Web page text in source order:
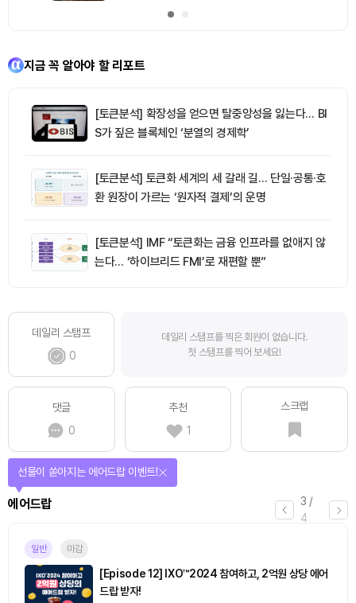
지금 꼭 알아야 할 리포트
[토큰분석] 확장성을 얻으면 탈중앙성을 잃는다… BI
S가 짚은 블록체인 ‘분열의 경제학’
[토큰분석] 토큰화 세계의 세 갈래 길… 단일·공통·호
환 원장이 가르는 ‘원자적 결제’의 운명
[토큰분석] IMF “토큰화는 금융 인프라를 없애지 않
는다… ‘하이브리드 FMI’로 재편할 뿐”
데일리 스탬프
0
데일리 스탬프를 찍은 회원이 없습니다.
첫 스탬프를 찍어 보세요!
댓글
0
추천
1
스크랩
3 /
4
에어드랍
선물이 쏟아지는 에어드랍 이벤트!
일반 마감
[Episode 12] IXO™2024 참여하고, 2억원 상당 에어
드랍 받자!